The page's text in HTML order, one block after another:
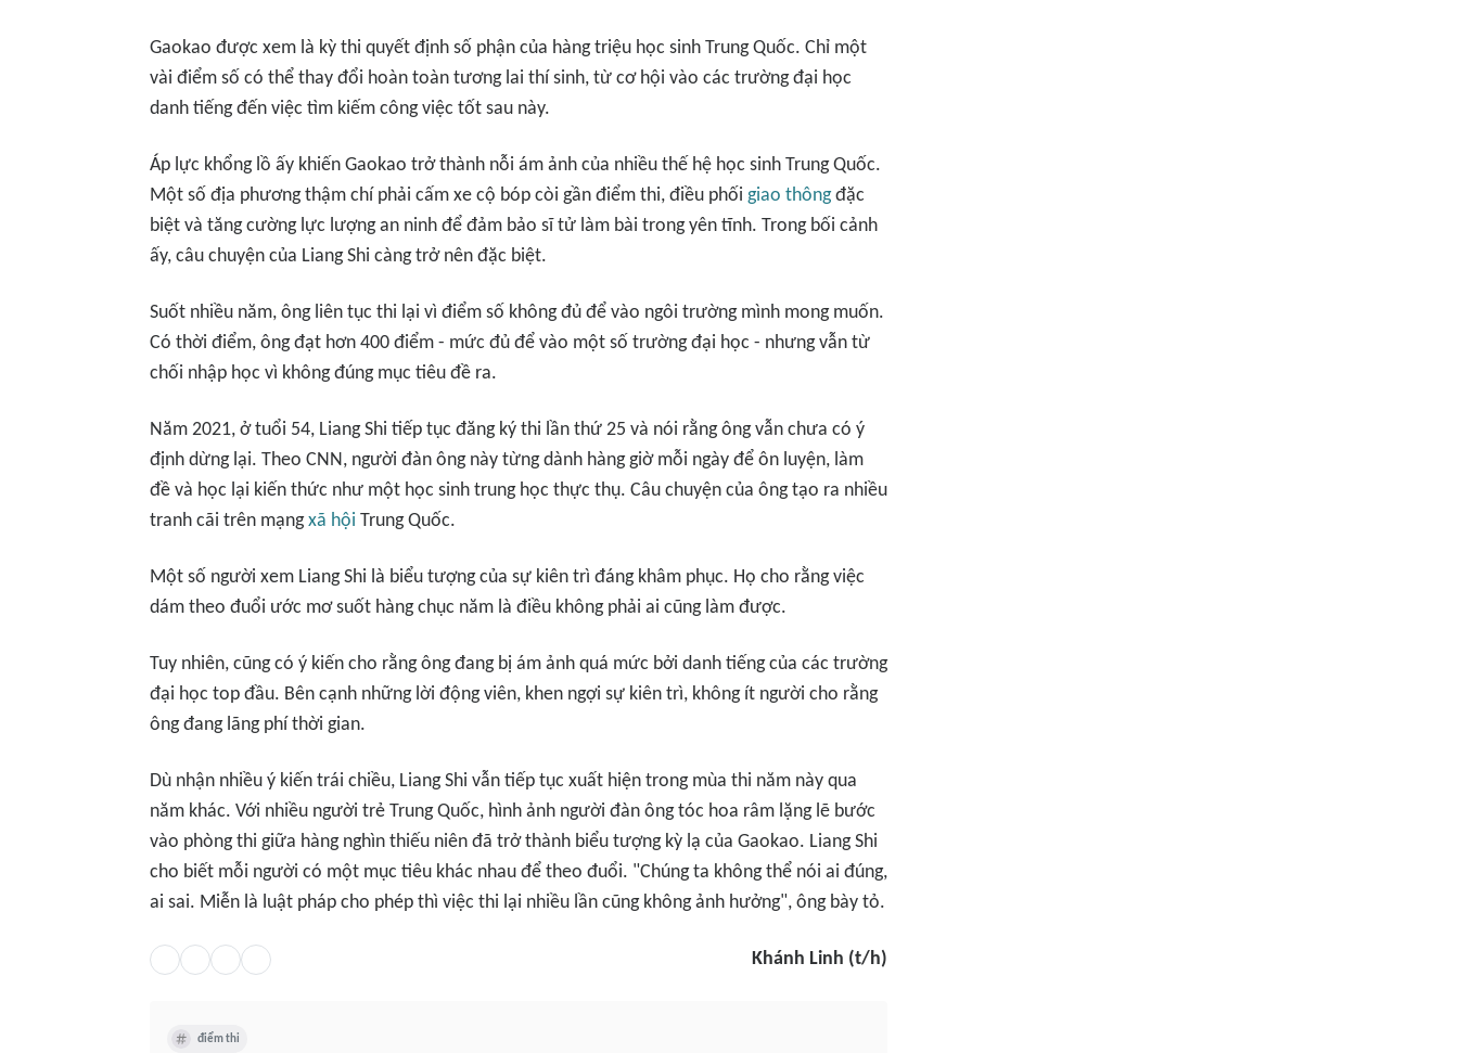
Gaokao được xem là kỳ thi quyết định số phận của hàng triệu học sinh Trung Quốc. Chỉ một
vài điểm số có thể thay đổi hoàn toàn tương lai thí sinh, từ cơ hội vào các trường đại học
danh tiếng đến việc tìm kiếm công việc tốt sau này.
Áp lực khổng lồ ấy khiến Gaokao trở thành nỗi ám ảnh của nhiều thế hệ học sinh Trung Quốc.
Một số địa phương thậm chí phải cấm xe cộ bóp còi gần điểm thi, điều phối giao thôngđặc
biệt và tăng cường lực lượng an ninh để đảm bảo sĩ tử làm bài trong yên tĩnh. Trong bối cảnh
ấy, câu chuyện của Liang Shi càng trở nên đặc biệt.
Suốt nhiều năm, ông liên tục thi lại vì điểm số không đủ để vào ngôi trường mình mong muốn.
Có thời điểm, ông đạt hơn 400 điểm - mức đủ để vào một số trường đại học - nhưng vẫn từ
chối nhập học vì không đúng mục tiêu đề ra.
Năm 2021, ở tuổi 54, Liang Shi tiếp tục đăng ký thi lần thứ 25 và nói rằng ông vẫn chưa có ý
định dừng lại. Theo CNN, người đàn ông này từng dành hàng giờ mỗi ngày để ôn luyện, làm
đề và học lại kiến thức như một học sinh trung học thực thụ. Câu chuyện của ông tạo ra nhiều
tranh cãi trên mạngxã hội Trung Quốc.
Một số người xem Liang Shi là biểu tượng của sự kiên trì đáng khâm phục. Họ cho rằng việc
dám theo đuổi ước mơ suốt hàng chục năm là điều không phải ai cũng làm được.
Tuy nhiên, cũng có ý kiến cho rằng ông đang bị ám ảnh quá mức bởi danh tiếng của các trường
đại học top đầu. Bên cạnh những lời động viên, khen ngợi sự kiên trì, không ít người cho rằng
ông đang lãng phí thời gian.
Dù nhận nhiều ý kiến trái chiều, Liang Shi vẫn tiếp tục xuất hiện trong mùa thi năm này qua
năm khác. Với nhiều người trẻ Trung Quốc, hình ảnh người đàn ông tóc hoa râm lặng lẽ bước
vào phòng thi giữa hàng nghìn thiếu niên đã trở thành biểu tượng kỳ lạ của Gaokao. Liang Shi
cho biết mỗi người có một mục tiêu khác nhau để theo đuổi. "Chúng ta không thể nói ai đúng,
ai sai. Miễn là luật pháp cho phép thì việc thi lại nhiều lần cũng không ảnh hưởng", ông bày tỏ.
Khánh Linh (t/h)
điểm thi